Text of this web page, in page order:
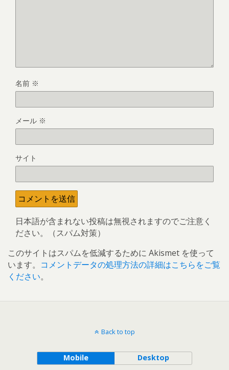
名前 ※
メール ※
サイト
日本語が含まれない投稿は無視されますのでご注意く
ださい。（スパム対策）
このサイトはスパムを低減するために Akismet を使って
います。 コメントデータの処理方法の詳細はこちらをご覧
ください。
Back to top
Mobile Desktop